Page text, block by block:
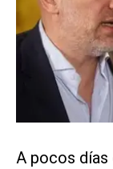
A pocos días